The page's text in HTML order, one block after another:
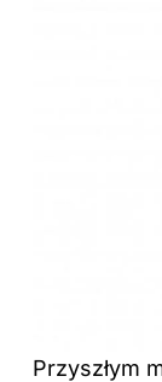
Przyszłym